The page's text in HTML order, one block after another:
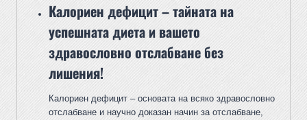
Калориен дефицит – тайната на
успешната диета и вашето
здравословно отслабване без
лишения!
Калориен дефицит – основата на всяко здравословно
отслабване и научно доказан начин за отслабване,